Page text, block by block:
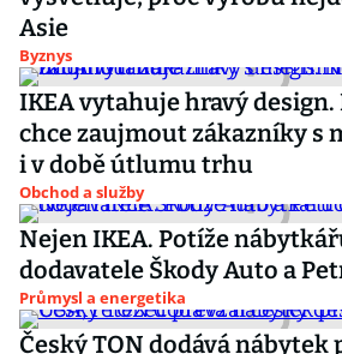
Asie
Byznys
IKEA vytahuje hravý
chce zaujmout zákazníky s
i v době útlumu trhu
Obchod a služby
Nejen IKEA. Potíže
dodavatele Škody Auto a
Průmysl a energetika
Český TON dodává nábytek